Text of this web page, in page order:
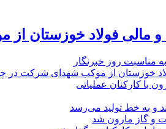
و مالی فولاد خوزستان
مناسبت روز خبرنگار
خوزستان از موکب شهدای شرکت در
با کارکنان عملیاتی
و به خط تولید می‌رسد
و گاز مارون شد